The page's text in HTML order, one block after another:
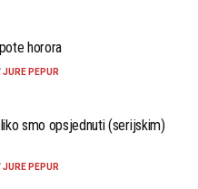
horora
JURE PEPUR
smo opsjednuti (serijskim)
JURE PEPUR